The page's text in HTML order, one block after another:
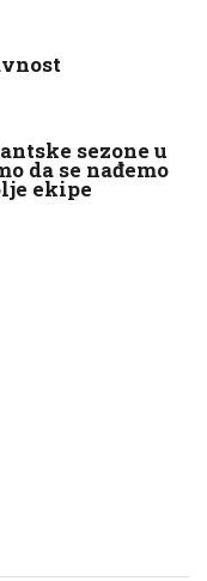
sezone u
da se nađemo
ekipe